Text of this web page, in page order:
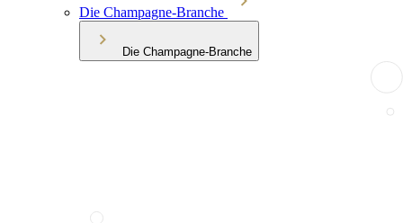
Die Champagne-Branche
Die Champagne-Branche